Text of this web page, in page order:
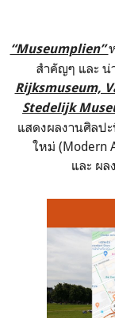
“Museumplien”
สำคัญๆ และ น่
Rijksmuseum,
Stedelijk
แสดงผลงานศิลป
ใหม่ (Modern
และ ผล